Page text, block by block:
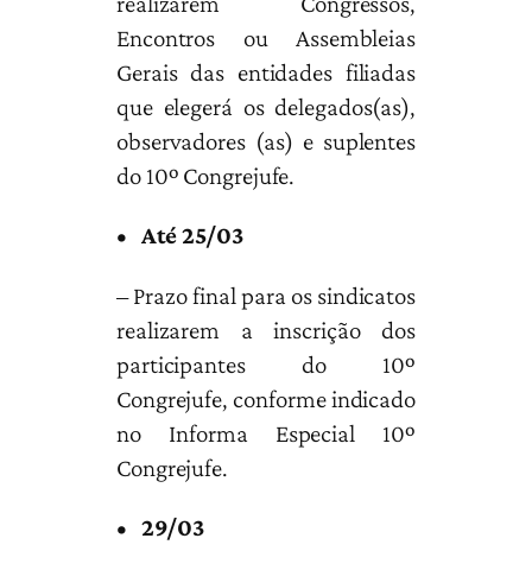
Encontros ou Assembleias
Gerais das entidades filiadas
que elegerá os delegados(as),
observadores (as) e suplentes
do 10º Congrejufe.
• Até 25/03
– Prazo final para os sindicatos
realizarem a inscrição dos
participantes do 10º
Congrejufe, conforme indicado
no Informa Especial 10º
Congrejufe.
• 29/03